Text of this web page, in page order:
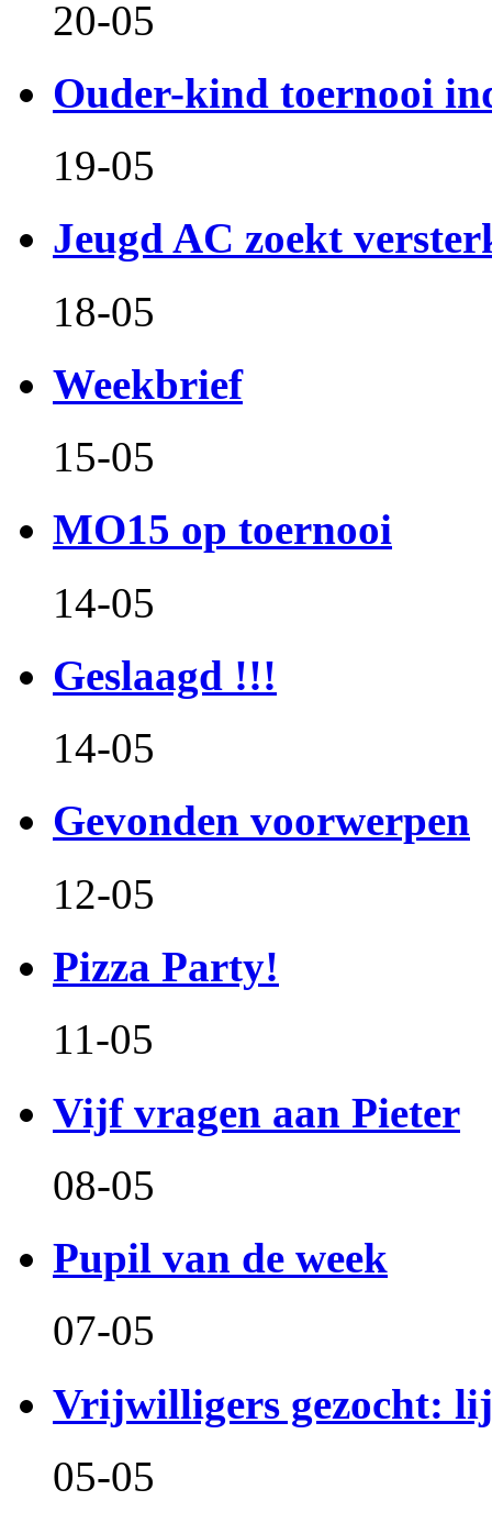
20-05
Ouder-kind toernooi
19-05
Jeugd AC zoekt
18-05
Weekbrief
15-05
MO15 op toernooi
14-05
Geslaagd !!!
14-05
Gevonden voorwerpen
12-05
Pizza Party!
11-05
Vijf vragen aan Pieter
08-05
Pupil van de week
07-05
Vrijwilligers gezocht:
05-05